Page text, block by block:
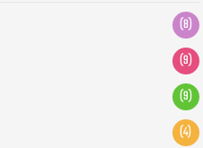
(8)
(9)
(9)
(4)